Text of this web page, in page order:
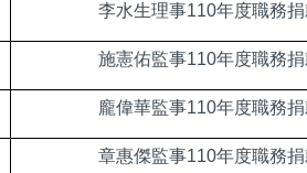
李水生理事110年度職務
施憲佑監事110年度職務
龐偉華監事110年度職務
章惠傑監事110年度職務